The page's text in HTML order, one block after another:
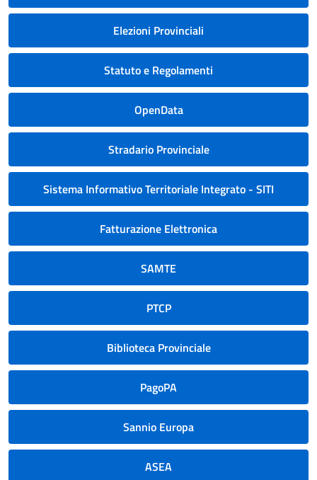
Elezioni Provinciali
Statuto e Regolamenti
OpenData
Stradario Provinciale
Sistema Informativo Territoriale Integrato - SITI
Fatturazione Elettronica
SAMTE
PTCP
Biblioteca Provinciale
PagoPA
Sannio Europa
ASEA